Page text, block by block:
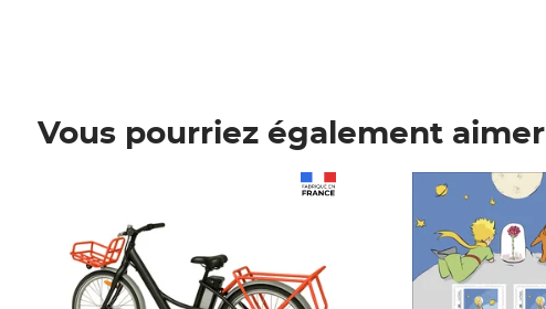
Vous pourriez également aimer
Prix 6,25€ HT